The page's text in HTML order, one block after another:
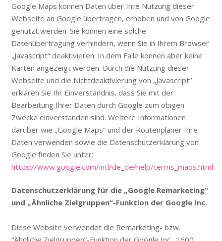
Google Maps können Daten über Ihre Nutzung dieser
Webseite an Google übertragen, erhoben und von Google
genutzt werden. Sie können eine solche
Datenübertragung verhindern, wenn Sie in Ihrem Browser
„Javascript“ deaktivieren. In dem Falle können aber keine
Karten angezeigt werden. Durch die Nutzung dieser
Webseite und die Nichtdeaktivierung von „Javascript“
erklären Sie Ihr Einverständnis, dass Sie mit der
Bearbeitung Ihrer Daten durch Google zum obigen
Zwecke einverstanden sind. Weitere Informationen
darüber wie „Google Maps“ und der Routenplaner Ihre
Daten verwenden sowie die Datenschutzerklärung von
Google finden Sie unter:
https://www.google.com/intl/de_de/help/terms_maps.html
Datenschutzerklärung für die „Google Remarketing“
und „Ähnliche Zielgruppen“-Funktion der Google Inc.
Diese Website verwendet die Remarketing- bzw.